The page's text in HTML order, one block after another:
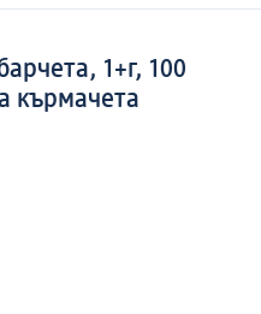
1+г, 100
кърмачета